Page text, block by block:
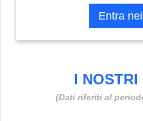
Entra
I NOSTRI
(Dati riferiti al